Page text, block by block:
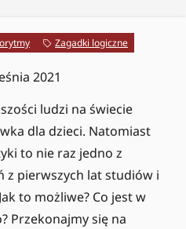
Zagadki logiczne
2021
ludzi na świecie
dla dzieci. Natomiast
to nie raz jedno z
z pierwszych lat studiów i
to możliwe? Co jest w
Przekonajmy się na